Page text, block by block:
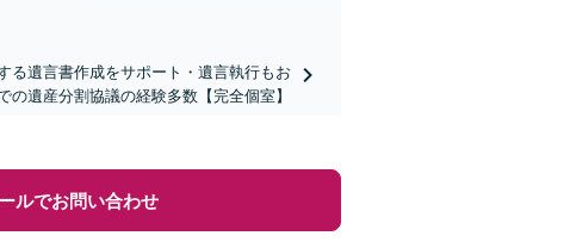
る遺言書作成をサポート・遺言執行もお
遺産分割協議の経験多数【完全個室】
ルでお問い合わせ